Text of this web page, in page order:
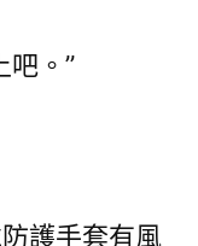
。”
護手套有風